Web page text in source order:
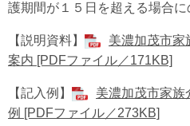
護期間が１５日を超える場合に
【説明資料】
美濃加茂市家
案内 [PDFファイル／171KB]
【記入例】
美濃加茂市家族
例 [PDFファイル／273KB]